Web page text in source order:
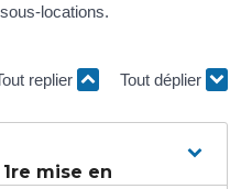
locations.
replier Tout déplier
mise en